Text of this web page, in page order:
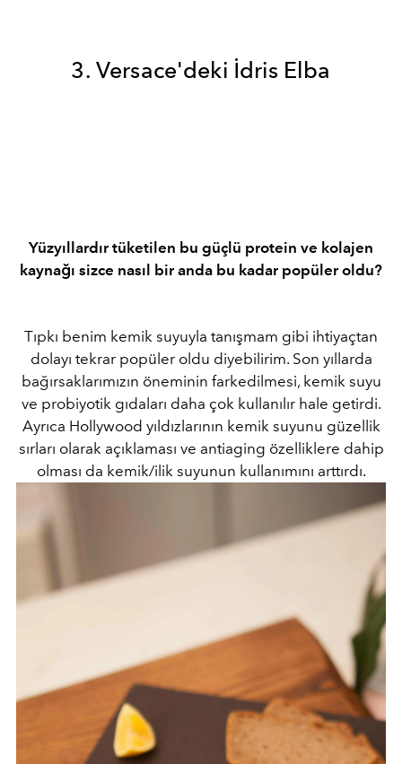
3. Versace'deki İdris Elba
Yüzyıllardır tüketilen bu güçlü protein ve kolajen
kaynağı sizce nasıl bir anda bu kadar popüler oldu?
Tıpkı benim kemik suyuyla tanışmam gibi ihtiyaçtan
dolayı tekrar popüler oldu diyebilirim. Son yıllarda
bağırsaklarımızın öneminin farkedilmesi, kemik suyu
ve probiyotik gıdaları daha çok kullanılır hale getirdi.
Ayrıca Hollywood yıldızlarının kemik suyunu güzellik
sırları olarak açıklaması ve antiaging özelliklere dahip
olması da kemik/ilik suyunun kullanımını arttırdı.